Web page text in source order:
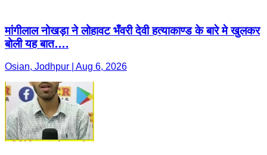
मांगीलाल नोखड़ा ने लोहावट भँवरी देवी हत्याकाण्ड के बारे मे खुलकर
बोली यह बात….
Osian, Jodhpur | Aug 6, 2026